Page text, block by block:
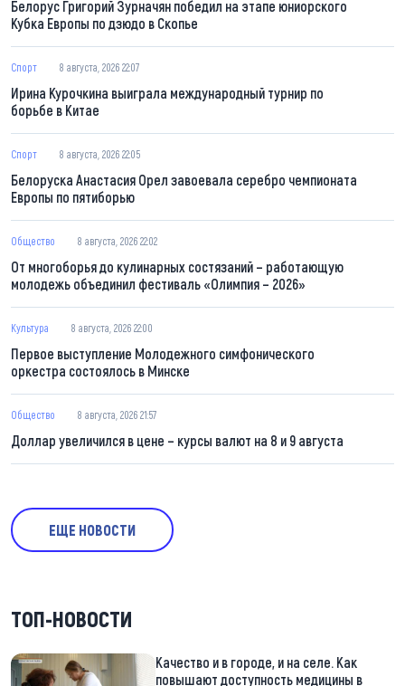
Белорус Григорий Зурначян победил на этапе юниорского
Кубка Европы по дзюдо в Скопье
Спорт 8 августа, 2026 22:07
Ирина Курочкина выиграла международный турнир по
борьбе в Китае
Спорт 8 августа, 2026 22:05
Белоруска Анастасия Орел завоевала серебро чемпионата
Европы по пятиборью
Общество 8 августа, 2026 22:02
От многоборья до кулинарных состязаний – работающую
молодежь объединил фестиваль «Олимпия – 2026»
Культура 8 августа, 2026 22:00
Первое выступление Молодежного симфонического
оркестра состоялось в Минске
Общество 8 августа, 2026 21:57
Доллар увеличился в цене – курсы валют на 8 и 9 августа
ЕЩЕ НОВОСТИ
ТОП-НОВОСТИ
Качество и в городе, и на селе. Как
повышают доступность медицины в